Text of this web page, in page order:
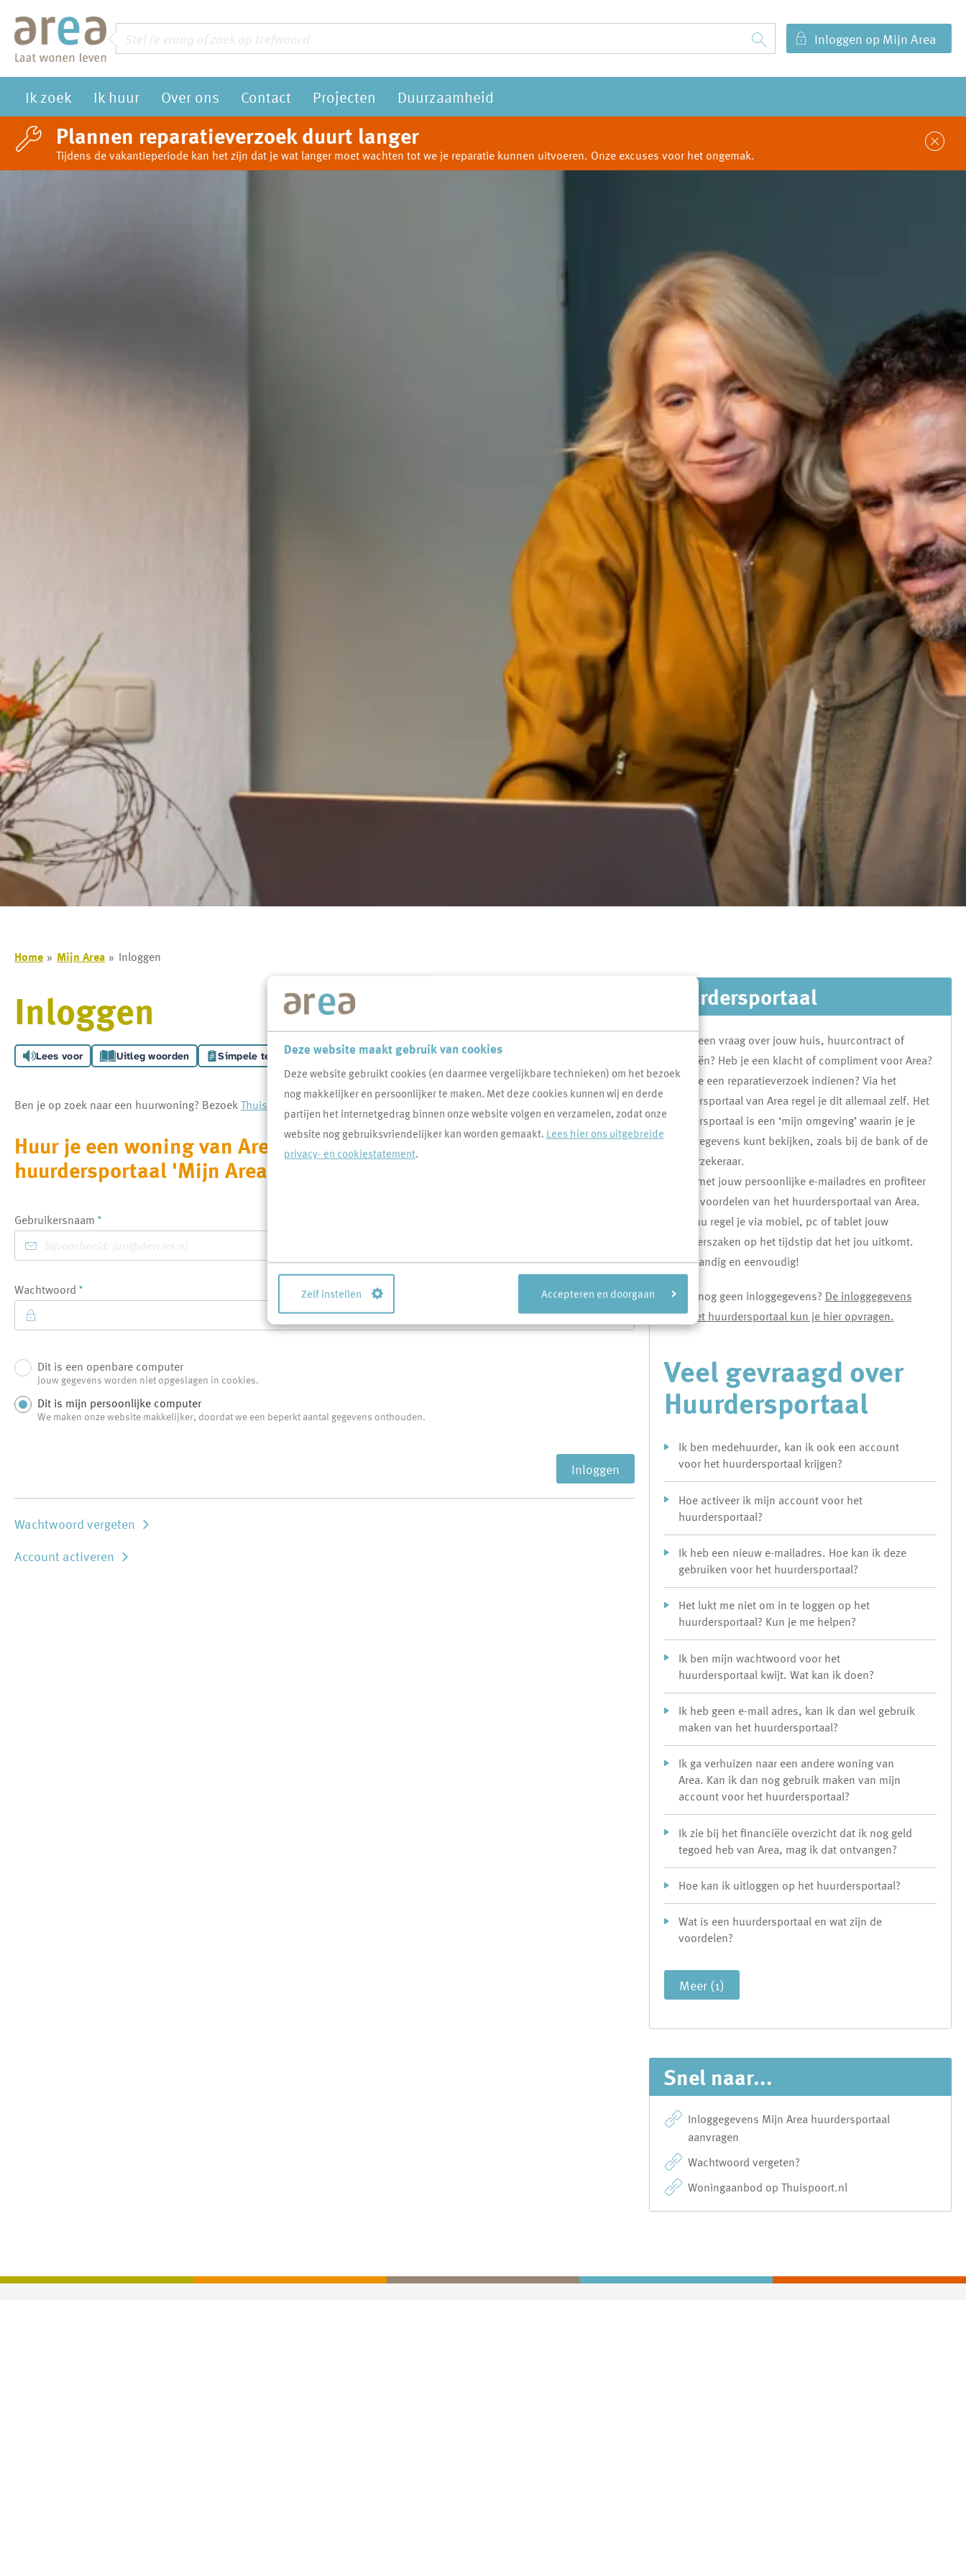
Deze website maakt gebruik van cookies
Deze website gebruikt cookies (en daarmee vergelijkbare technieken) om het bezoek
nog makkelijker en persoonlijker te maken. Met deze cookies kunnen wij en derde
partijen het internetgedrag binnen onze website volgen en verzamelen, zodat onze
website nog gebruiksvriendelijker kan worden gemaakt. Lees hier ons uitgebreide
privacy- en cookiestatement.
Zelf instellen Accepteren en doorgaan
Naar de homepage Zoeken
Vraag of trefwoord Inloggen op Mijn Area
Ik zoek Ik huur Over ons Contact Projecten Duurzaamheid
Plannen reparatieverzoek duurt langer
Tijdens de vakantieperiode kan het zijn dat je wat langer moet wachten tot we je reparatie kunnen uitvoeren. Onze excuses voor het ongemak.
Home Mijn Area Inloggen
Inloggen
Lees voor Uitleg woorden Simpele tekst
Ben je op zoek naar een huurwoning? BezoekThuispoort.nl voor een totaal aanbod huurwoningen uit de regio.
Huur je een woning van Area, log in en maak gebruik van het
huurdersportaal 'Mijn Area'.
Gebruikersnaam *
Wachtwoord *
LoginDit is een openbare computer
Jouw gegevens worden niet opgeslagen in cookies.
Dit is mijn persoonlijke computer
We maken onze website makkelijker, doordat we een beperkt aantal gegevens onthouden.
Inloggen
Wachtwoord vergeten
Account activeren
Huurdersportaal
Heb je een vraag over jouw huis, huurcontract of
financiën? Heb je een klacht of compliment voor Area?
Of wil je een reparatieverzoek indienen? Via het
huurdersportaal van Area regel je dit allemaal zelf. Het
huurdersportaal is een ‘mijn omgeving’ waarin je je
eigen gegevens kunt bekijken, zoals bij de bank of de
zorgverzekeraar.
Log in met jouw persoonlijke e-mailadres en profiteer
van de voordelen van het huurdersportaal van Area.
Vanaf nu regel je via mobiel, pc of tablet jouw
bewonerszaken op het tijdstip dat het jou uitkomt.
Snel, handig en eenvoudig!
Heb je nog geen inloggegevens? De inloggegevens
voor het huurdersportaal kun je hier opvragen.
Veel gevraagd over
Huurdersportaal
Ik ben medehuurder, kan ik ook een account
voor het huurdersportaal krijgen?
Hoe activeer ik mijn account voor het
huurdersportaal?
Ik heb een nieuw e-mailadres. Hoe kan ik deze
gebruiken voor het huurdersportaal?
Het lukt me niet om in te loggen op het
huurdersportaal? Kun je me helpen?
Ik ben mijn wachtwoord voor het
huurdersportaal kwijt. Wat kan ik doen?
Ik heb geen e-mail adres, kan ik dan wel gebruik
maken van het huurdersportaal?
Ik ga verhuizen naar een andere woning van
Area. Kan ik dan nog gebruik maken van mijn
account voor het huurdersportaal?
Ik zie bij het financiële overzicht dat ik nog geld
tegoed heb van Area, mag ik dat ontvangen?
Hoe kan ik uitloggen op het huurdersportaal?
Wat is een huurdersportaal en wat zijn de
voordelen?
Meer (1)
Snel naar...
Inloggegevens Mijn Area huurdersportaal
aanvragen
Wachtwoord vergeten?
Woningaanbod op Thuispoort.nl